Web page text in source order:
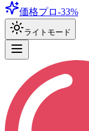
価格プロ-33%
ライトモード